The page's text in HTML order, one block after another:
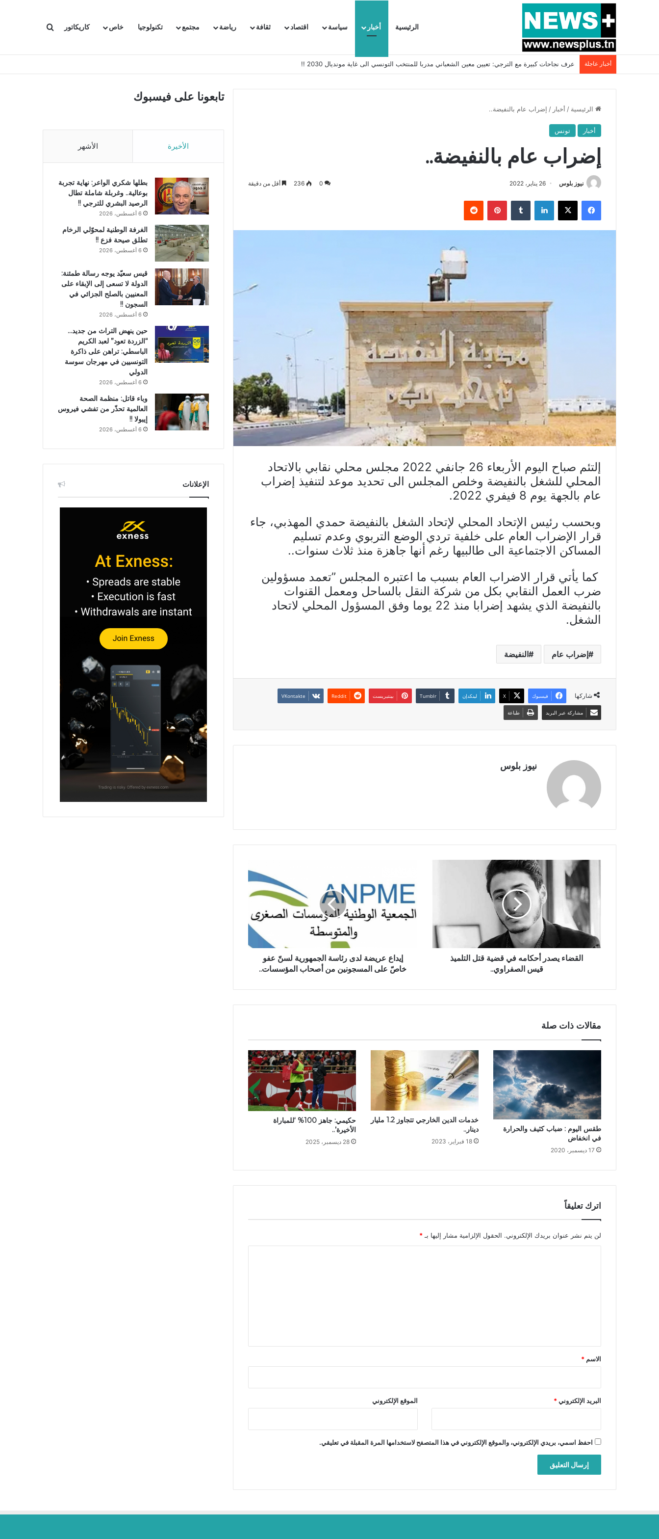
الرئيسية أخبار سياسة اقتصاد ثقافة رياضة مجتمع تكنولوجيا خاص كاريكاتور بحث عن
أخبار عاجلة بسبب المرزوقي وبتكليف من سعيّد: الخارجية تستدعي السفيرة الفرنسية بتونس وتبلغها احتجاجا شديد اللهجة !!
الرئيسية / أخبار / إضراب عام بالنفيضة..
أخبار تونس
إضراب عام بالنفيضة..
نيوز بلوس 26 يناير، 2022 0
236 أقل من دقيقة
فيسبوك X لينكدإن بينتيريست
إلتئم صباح اليوم الأربعاء 26 جانفي 2022 مجلس محلي نقابي بالاتحاد
المحلي للشغل بالنفيضة وخلص المجلس الى تحديد موعد لتنفيذ إضراب
عام بالجهة يوم 8 فيفري 2022.
وبحسب رئيس الإتحاد المحلي لإتحاد الشغل بالنفيضة حمدي المهذبي، جاء
قرار الإضراب العام على خلفية تردي الوضع التربوي وعدم تسليم
المساكن الاجتماعية الى طالبيها رغم أنها جاهزة منذ ثلاث سنوات..
كما يأتي قرار الاضراب العام بسبب ما اعتبره المجلس ”تعمد مسؤولين
ضرب العمل النقابي بكل من شركة النقل بالساحل ومعمل القنوات
بالنفيضة الذي يشهد إضرابا منذ 22 يوما وفق المسؤول المحلي لاتحاد
الشغل.
إضراب عام النفيضة
شاركها فيسبوك X لينكدإن بينتيريست
مشاركة عبر البريد طباعة
نيوز بلوس
القضاء يصدر أحكامه في قضية قتل التلميذ
قيس الصفراوي..
إيداع عريضة لدى رئاسة الجمهورية لسنّ عفو
خاصّ على المسجونين من أصحاب المؤسسات..
مقالات ذات صلة
طقس اليوم : ضباب كثيف والحرارة
في انخفاض
17 ديسمبر، 2020
خدمات الدين الخارجي تتجاوز 1.2 مليار
دينار..
18 فبراير، 2023
حكيمي: جاهز 100% ‘للمباراة
الأخيرة’..
28 ديسمبر، 2025
اترك تعليقاً
لن يتم نشر عنوان بريدك الإلكتروني. الحقول الإلزامية مشار إليها بـ *
*
الاسم *
البريد الإلكتروني* الموقع الإلكتروني
احفظ اسمي، بريدي الإلكتروني، والموقع الإلكتروني في هذا المتصفح لاستخدامها المرة المقبلة في تعليقي.
تابعونا على فيسبوك
الأخيرة الأشهر
بطلها شكري الواعر: نهاية تجربة
بوعالية.. وغربلة شاملة تطال
الرصيد البشري للترجي !!
6 أغسطس، 2026
الغرفة الوطنية لمحوّلي الرخام
تطلق صيحة فزع !!
6 أغسطس، 2026
قيس سعيّد يوجه رسالة طمئنة:
الدولة لا تسعى إلى الإبقاء على
المعنيين بالصلح الجزائي في
السجون !!
6 أغسطس، 2026
حين ينهض التراث من جديد…
“الزردة تعود” لعبد الكريم
الباسطي: تراهن على ذاكرة
التونسيين في مهرجان سوسة
الدولي
6 أغسطس، 2026
وباء قاتل: منظمة الصحة
العالمية تحذّر من تفشي فيروس
إيبولا !!
6 أغسطس، 2026
الإعلانات